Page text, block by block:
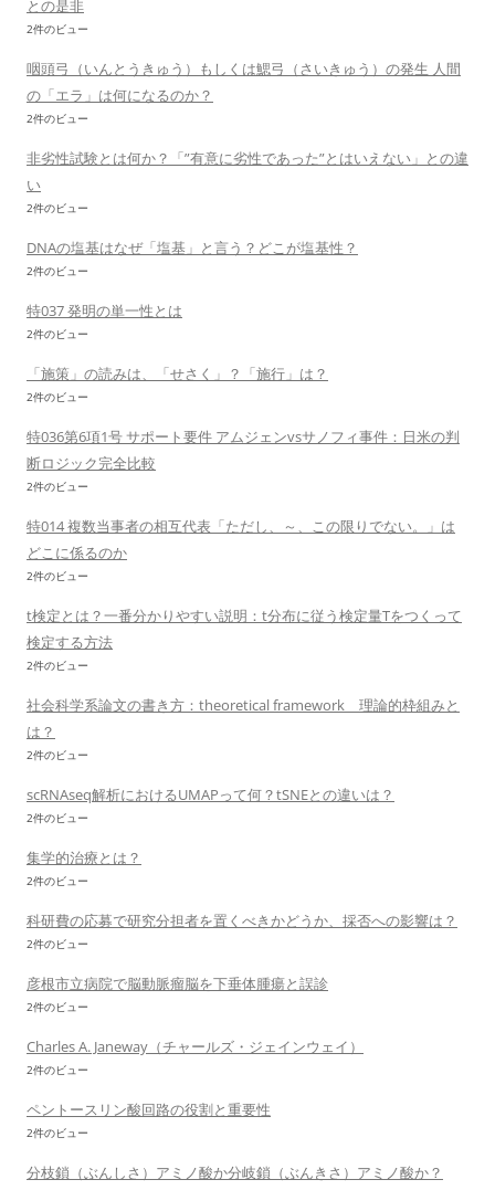
との是非
2件のビュー
咽頭弓（いんとうきゅう）もしくは鰓弓（さいきゅう）の発生 人間
の「エラ」は何になるのか？
2件のビュー
非劣性試験とは何か？「”有意に劣性であった”とはいえない」との違
い
2件のビュー
DNAの塩基はなぜ「塩基」と言う？どこが塩基性？
2件のビュー
特037 発明の単一性とは
2件のビュー
「施策」の読みは、「せさく」？「施行」は？
2件のビュー
特036第6項1号 サポート要件 アムジェンvsサノフィ事件：日米の判
断ロジック完全比較
2件のビュー
特014 複数当事者の相互代表「ただし、～、この限りでない。」は
どこに係るのか
2件のビュー
t検定とは？一番分かりやすい説明：t分布に従う検定量Tをつくって
検定する方法
2件のビュー
社会科学系論文の書き方：theoretical framework 理論的枠組みと
は？
2件のビュー
scRNAseq解析におけるUMAPって何？tSNEとの違いは？
2件のビュー
集学的治療とは？
2件のビュー
科研費の応募で研究分担者を置くべきかどうか、採否への影響は？
2件のビュー
彦根市立病院で脳動脈瘤脳を下垂体腫瘍と誤診
2件のビュー
Charles A. Janeway（チャールズ・ジェインウェイ）
2件のビュー
ペントースリン酸回路の役割と重要性
2件のビュー
分枝鎖（ぶんしさ）アミノ酸か分岐鎖（ぶんきさ）アミノ酸か？